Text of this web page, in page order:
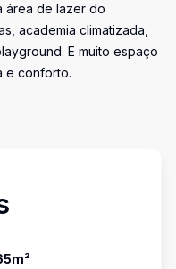
área de lazer do
academia climatizada,
E muito espaço
e conforto.
m²